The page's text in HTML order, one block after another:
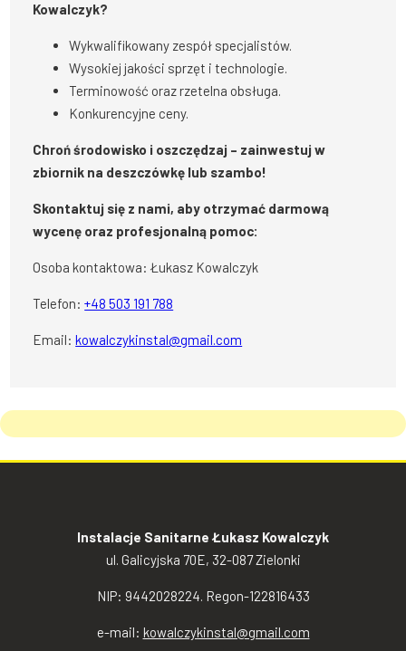
Kowalczyk?
Wykwalifikowany zespół specjalistów.
Wysokiej jakości sprzęt i technologie.
Terminowość oraz rzetelna obsługa.
Konkurencyjne ceny.
Chroń środowisko i oszczędzaj – zainwestuj w
zbiornik na deszczówkę lub szambo!
Skontaktuj się z nami, aby otrzymać darmową
wycenę oraz profesjonalną pomoc:
Osoba kontaktowa: Łukasz Kowalczyk
Telefon:+48 503 191 788
Email:kowalczykinstal@gmail.com
Instalacje Sanitarne Łukasz Kowalczyk
ul. Galicyjska 70E, 32-087 Zielonki
NIP: 9442028224. Regon-122816433
e-mail: kowalczykinstal@gmail.com